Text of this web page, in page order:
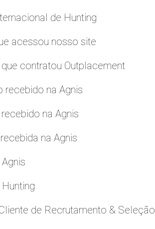
de Hunting
acessou nosso site
contratou Outplacement
recebido na Agnis
na Agnis
na Agnis
de Recrutamento & Seleção